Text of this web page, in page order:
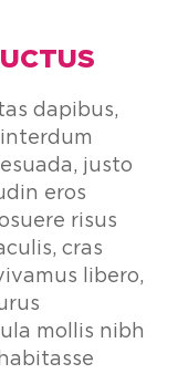
dapibus,
justo
eros
risus
cras
libero,
mollis nibh